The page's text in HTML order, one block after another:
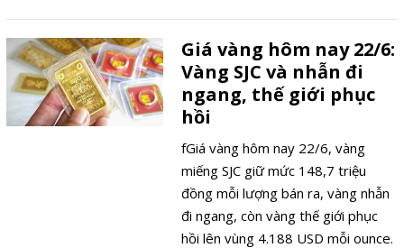
Giá vàng hôm nay 22/6:
Vàng SJC và nhẫn đi
ngang, thế giới phục
hồi
fGiá vàng hôm nay 22/6, vàng
miếng SJC giữ mức 148,7 triệu
đồng mỗi lượng bán ra, vàng nhẫn
đi ngang, còn vàng thế giới phục
hồi lên vùng 4.188 USD mỗi ounce.